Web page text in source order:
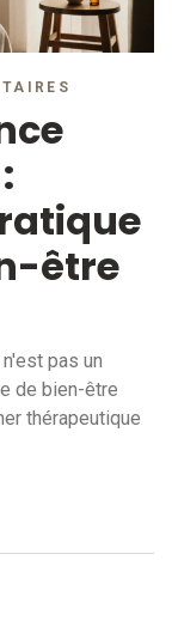
être
pas un
de bien-être
thérapeutique